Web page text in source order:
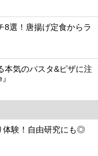
8選！唐揚げ定食からラ
本気のパスタ&ピザに注
体験！自由研究にも◎